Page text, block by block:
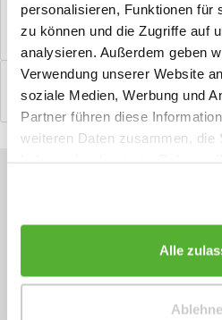
personalisieren, Funktionen für
zu können und die Zugriffe auf
analysieren. Außerdem geben
Verwendung unserer Website
soziale Medien, Werbung und
Partner führen diese
weiteren Daten zusammen, die
Alle
Windfangelemente online am
einbaufertig bestellen. In wenigen...
Bewertungen
0
Bewertungen lesen, schreiben
Sie haben Fragen
+49 (0)4244 965 34 04